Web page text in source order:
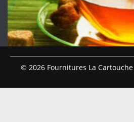
© 2026 Fournitures La